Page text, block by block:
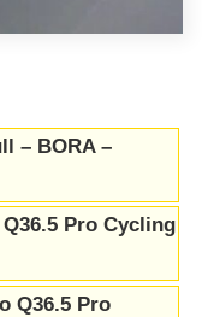
– BORA –
Pro Cycling
Q36.5 Pro